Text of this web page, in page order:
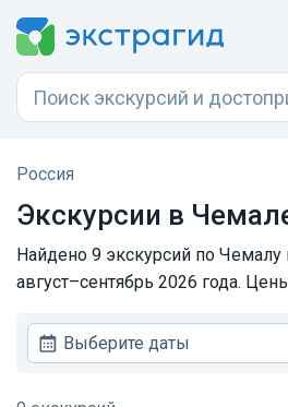
Россия
Экскурсии в
Найдено 9 экскурсий по Чемалу
август–сентябрь 2026 года.
Выберите даты